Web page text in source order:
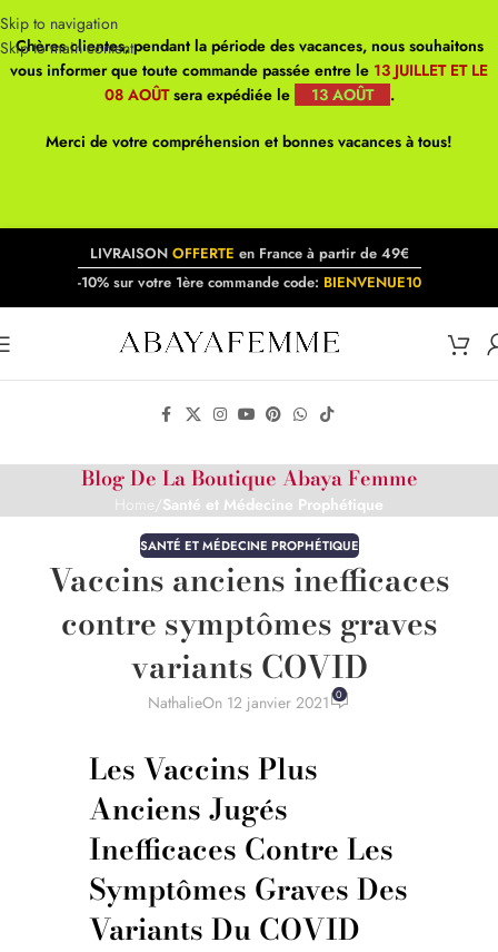
Skip to navigation
Skip to main content
Chères clientes, pendant la période des vacances, nous souhaitons
vous informer que toute commande passée entre le 13 JUILLET ET LE
08 AOÛTsera expédiée le 13 AOÛT .
Merci de votre compréhension et bonnes vacances à tous!
LIVRAISON OFFERTE en France à partir de 49€
-10% sur votre 1ère commande code: BIENVENUE10
Blog De La Boutique Abaya Femme
Santé et Médecine Prophétique
SANTÉ ET MÉDECINE PROPHÉTIQUE
Vaccins anciens inefficaces
contre symptômes graves
variants COVID
NathalieOn 12 janvier 2021 0
Les Vaccins Plus
Anciens Jugés
Inefficaces Contre Les
Symptômes Graves Des
Variants Du COVID